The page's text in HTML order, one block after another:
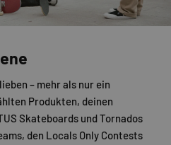
– mehr als nur ein
Produkten, deinen
Skateboards und Tornados
den Locals Only Contests